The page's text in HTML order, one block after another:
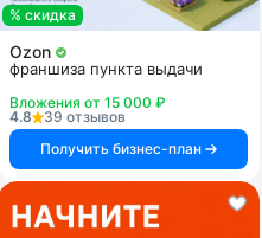
% скидка
Ozon
франшиза пункта выдачи
Вложения от 15 000 ₽
4.8
39 отзывов
Получить бизнес-план